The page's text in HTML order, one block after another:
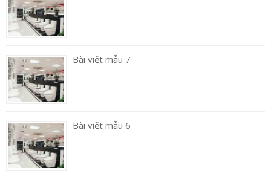
Bài viết mẫu 7
Bài viết mẫu 6